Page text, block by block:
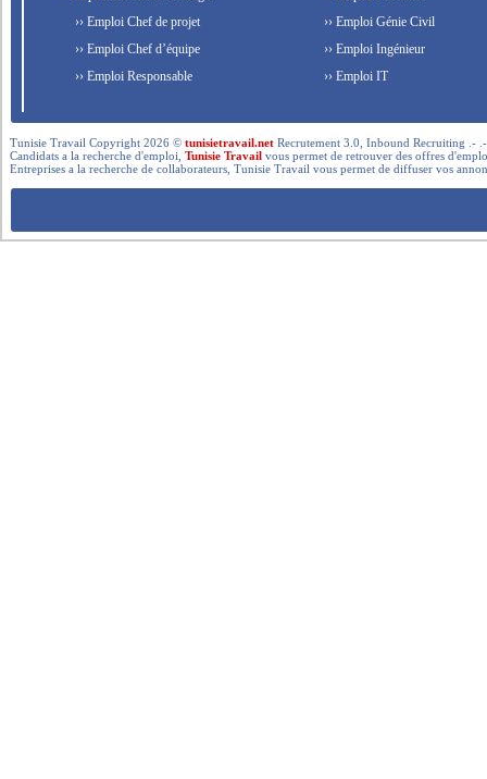
›› Emploi Chef de projet
›› Emploi Chef d’équipe
›› Emploi Responsable
›› Emploi Génie Civil
›› Emploi Ingénieur
›› Emploi IT
Tunisie Travail Copyright 2026 ©tunisietravail.net Recrutement 3.0, Inbound Recruiting .-
Candidats a la recherche d'emploi,Tunisie Travail vous permet de retrouver des offres
Entreprises a la recherche de collaborateurs, Tunisie Travail vous permet de diffuser vos